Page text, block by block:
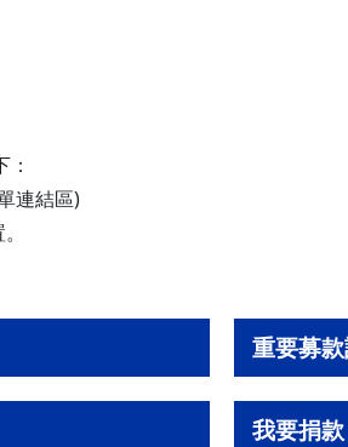
連結區)
重要募
我要捐款